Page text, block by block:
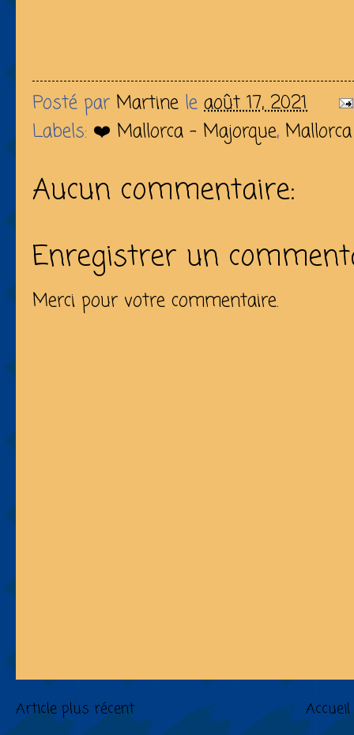
Posté par Martine le août 17, 2021
Labels: ❤️ Mallorca - Majorque,
Aucun commentaire:
Enregistrer un
Merci pour votre commentaire.
Article plus récent Accueil